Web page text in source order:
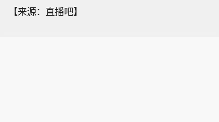
【来源：直播吧】